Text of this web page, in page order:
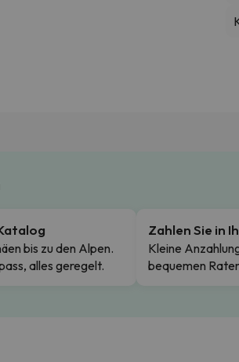
bis zu den Alpen.
alles geregelt.
Zahlen Sie in
Kleine
bequemen